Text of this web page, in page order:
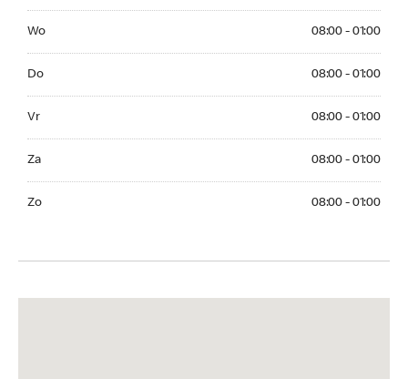
Wo 08:00 - 01:00
Do 08:00 - 01:00
Vr 08:00 - 01:00
Za 08:00 - 01:00
Zo 08:00 - 01:00